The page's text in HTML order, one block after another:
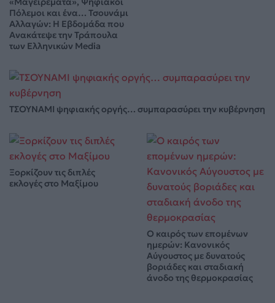
Πόλεμοι και ένα… Τσουνάμι
Αλλαγών: Η Εβδομάδα που
Ανακάτεψε την Τράπουλα
των Ελληνικών Media
ΤΣΟΥΝΑΜΙ ψηφιακής οργής… συμπαρασύρει την κυβέρνηση
Ξορκίζουν τις διπλές
εκλογές στο Μαξίμου
Ο καιρός των επομένων
ημερών: Κανονικός
Αύγουστος με δυνατούς
βοριάδες και σταδιακή
άνοδο της θερμοκρασίας